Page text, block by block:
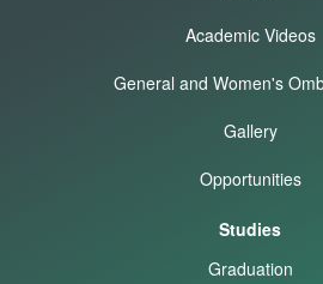
Academic Videos
General and Women's
Gallery
Opportunities
Studies
Graduation